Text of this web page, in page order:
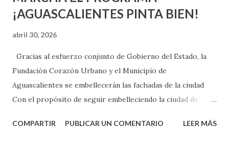
¡AGUASCALIENTES PINTA BIEN!
abril 30, 2026
Gracias al esfuerzo conjunto de Gobierno del Estado, la
Fundación Corazón Urbano y el Municipio de
Aguascalientes se embellecerán las fachadas de la ciudad
Con el propósito de seguir embelleciendo la ciudad de
municipal, Leo Montañez dio inicio al programa
COMPARTIR PUBLICAR UN COMENTARIO LEER MÁS